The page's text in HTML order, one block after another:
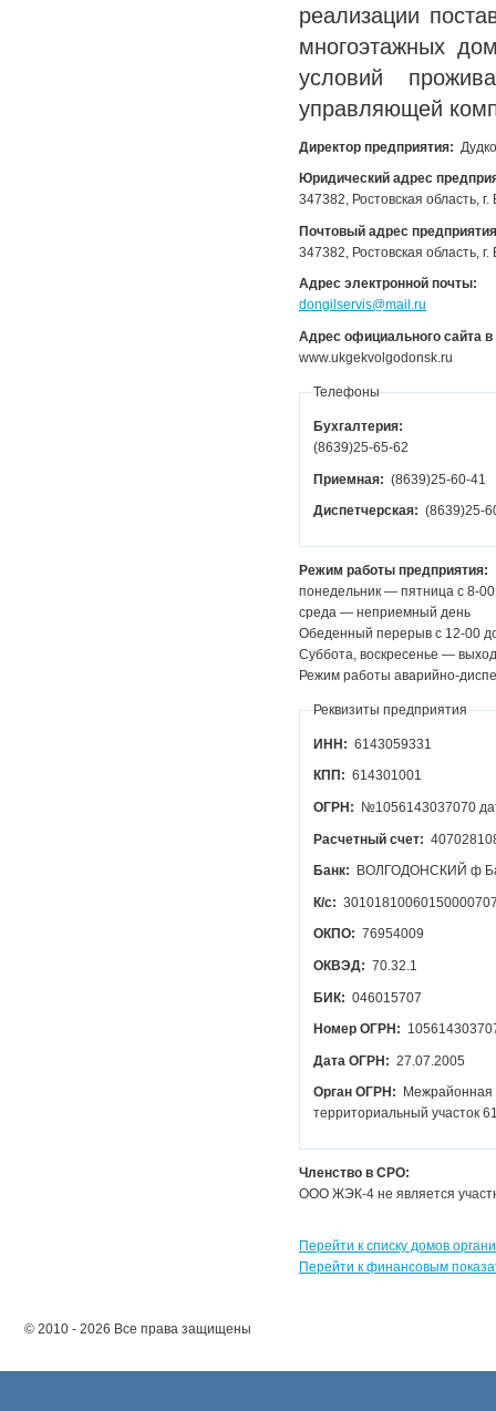
реализации
многоэтажных
условий
управляющей
Директор предприятия:
Юридический адрес
347382, Ростовская область,
Почтовый адрес
347382, Ростовская область,
Адрес электронной почты:
dongilservis@mail.ru
Адрес официального сайта
www.ukgekvolgodonsk.ru
Телефоны
Бухгалтерия:
(8639)25-65-62
Приемная: (8639)25-60-41
Диспетчерская: (8639)25-
Режим работы предприятия:
понедельник — пятница с 8-
среда — неприемный день
Обеденный перерыв с 12-00
Суббота, воскресенье —
Режим работы аварийно-
Реквизиты предприятия
ИНН: 6143059331
КПП: 614301001
ОГРН: №1056143037070
Расчетный счет:
Банк: ВОЛГОДОНСКИЙ ф
К/с:
ОКПО: 76954009
ОКВЭД: 70.32.1
БИК: 046015707
Номер ОГРН:
Дата ОГРН: 27.07.2005
Орган ОГРН:
территориальный участок
Членство в СРО:
ООО ЖЭК-4 не является
Перейти к списку домов
Перейти к финансовым
© 2010 - 2026 Все права защищены